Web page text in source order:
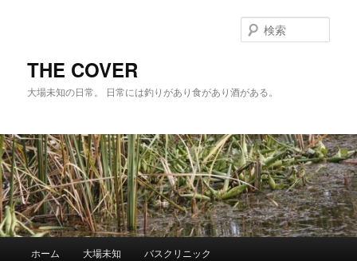
へ
移
動
THE COVER
大場未知の日常。 日常には釣りがあり食があり酒がある。
索
ホーム 大場未知 バスクリニック